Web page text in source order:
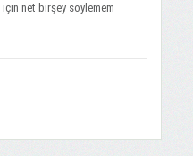
net birşey söylemem